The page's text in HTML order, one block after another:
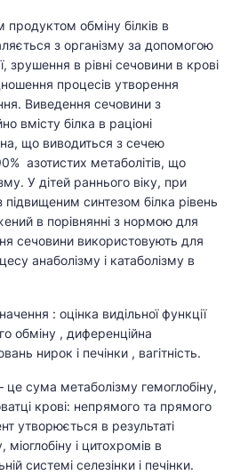
продуктом обміну білків в
з організму за допомогою
зрушення в рівні сечовини в крові
процесів утворення
Виведення сечовини з
вмісту білка в раціоні
що виводиться з сечею
азотистих метаболітів, що
У дітей раннього віку, при
з підвищеним синтезом білка рівень
в порівнянні з нормою для
сечовини використовують для
анаболізму і катаболізму в
: оцінка видільної функції
обміну , диференційна
нирок і печінки , вагітність.
це сума метаболізму гемоглобіну,
крові: непрямого та прямого
утворюється в результаті
міоглобіну і цитохромів в
системі селезінки і печінки.